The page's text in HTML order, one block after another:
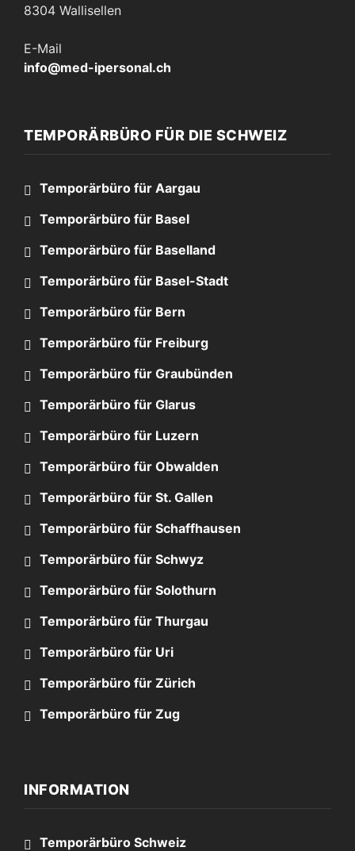
8304 Wallisellen
E-Mail
info@med-ipersonal.ch
TEMPORÄRBÜRO FÜR DIE SCHWEIZ
Temporärbüro für Aargau
Temporärbüro für Basel
Temporärbüro für Baselland
Temporärbüro für Basel-Stadt
Temporärbüro für Bern
Temporärbüro für Freiburg
Temporärbüro für Graubünden
Temporärbüro für Glarus
Temporärbüro für Luzern
Temporärbüro für Obwalden
Temporärbüro für St. Gallen
Temporärbüro für Schaffhausen
Temporärbüro für Schwyz
Temporärbüro für Solothurn
Temporärbüro für Thurgau
Temporärbüro für Uri
Temporärbüro für Zürich
Temporärbüro für Zug
INFORMATION
Temporärbüro Schweiz